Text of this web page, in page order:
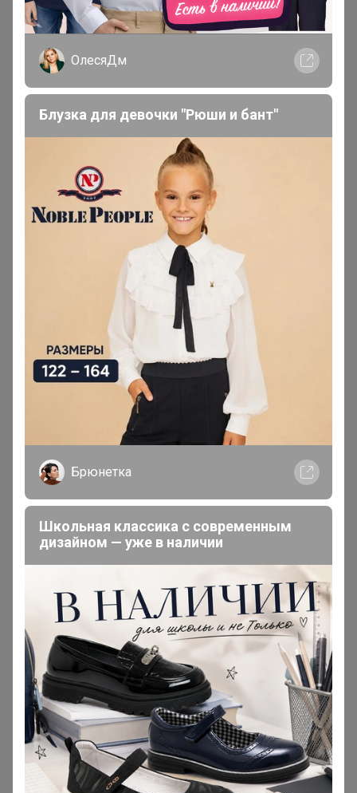
В теме "Вербена - пятигорская гомеопатическая
аптечка"
24 декабря, 2025 12:33
Bonditka, добрый день! Подскажите когда ожидать
Мама Настеньки
Великий магистр
В теме "Аптечная косметика Франции (внутр рынок
Европы). -30% Bioderma atoderm"
15 декабря, 2025 14:19
MarinaNM, Здравствуйте подскажите
La Roche-Posay
Lipikar Успокаивающий гель для умывания Защитный
1 л, доставка сколько будет примерно?
В теме "ICEDREAM - мороженое. И даже есть
7 декабря, 2025 19:40
ЮЛА
, Добрый вечер! Эта закупка примерно когда
будет в ЦР?
Мама Настеньки
Великий магистр
ОлесяДм
Блузка для девочки "Рюши и бант"
Брюнетка
Школьная классика с современным
дизайном — уже в наличии